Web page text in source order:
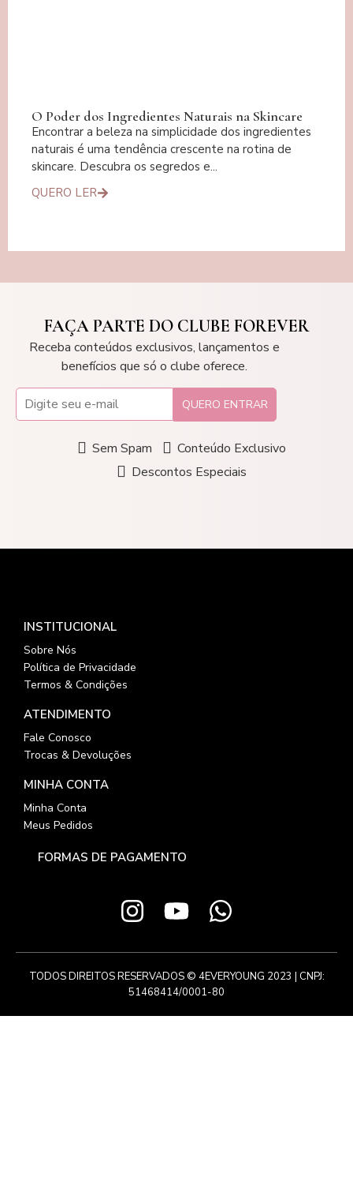
O Poder dos Ingredientes Naturais na Skincare
Encontrar a beleza na simplicidade dos ingredientes
naturais é uma tendência crescente na rotina de
skincare. Descubra os segredos e...
QUERO LER
FAÇA PARTE DO CLUBE FOREVER
Receba conteúdos exclusivos, lançamentos e
benefícios que só o clube oferece.
QUERO ENTRAR
Sem Spam
Conteúdo Exclusivo
Descontos Especiais
INSTITUCIONAL
Sobre Nós
Política de Privacidade
Termos & Condições
ATENDIMENTO
Fale Conosco
Trocas & Devoluções
MINHA CONTA
Minha Conta
Meus Pedidos
FORMAS DE PAGAMENTO
TODOS DIREITOS RESERVADOS © 4EVERYOUNG 2023 | CNPJ:
51468414/0001-80